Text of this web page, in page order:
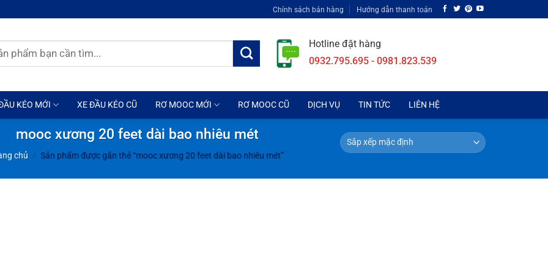
Chính sách bán hàng Hướng dẫn thanh toán
Hotline đặt hàng
0932.795.695 - 0981.823.539
KÉO MỚI XE ĐẦU KÉO CŨ RƠ MOOC MỚI RƠ MOOC CŨ DỊCH VỤ TIN TỨC LIÊN HỆ
mooc xương 20 feet dài bao nhiêu mét
chủ / Sản phẩm được gắn thẻ “mooc xương 20 feet dài bao nhiêu mét”